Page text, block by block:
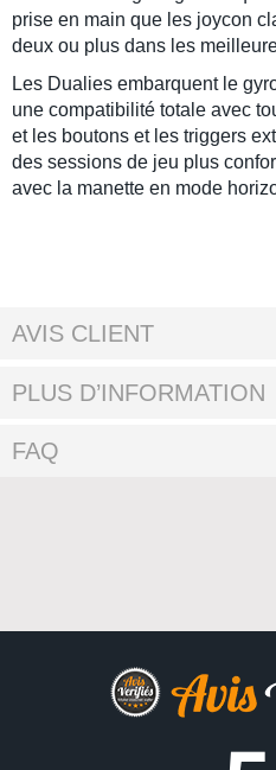
prise en main que les joycon
deux ou plus dans les
Les Dualies embarquent le
une compatibilité totale avec
et les boutons et les triggers
des sessions de jeu plus
avec la manette en mode
AVIS CLIENT
PLUS D’INFORMATION
FAQ